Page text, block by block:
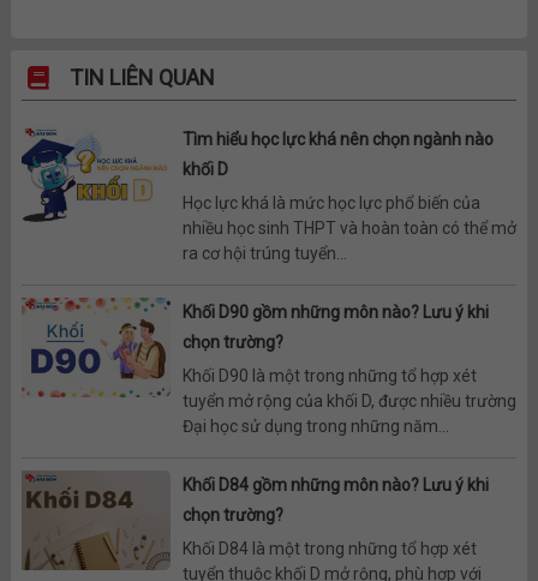
TIN LIÊN QUAN
Tìm hiểu học lực khá nên chọn ngành nào
khối D
Học lực khá là mức học lực phổ biến của
nhiều học sinh THPT và hoàn toàn có thể mở
ra cơ hội trúng tuyển...
Khối D90 gồm những môn nào? Lưu ý khi
chọn trường?
Khối D90 là một trong những tổ hợp xét
tuyển mở rộng của khối D, được nhiều trường
Đại học sử dụng trong những năm...
Khối D84 gồm những môn nào? Lưu ý khi
chọn trường?
Khối D84 là một trong những tổ hợp xét
tuyển thuộc khối D mở rộng, phù hợp với